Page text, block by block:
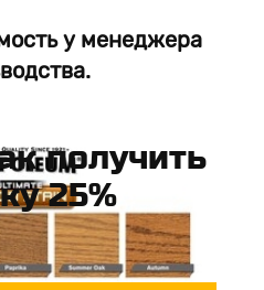
м.п
у менеджера
получить
25%